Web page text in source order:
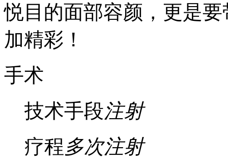
悦目的面部容颜，更是
加精彩！
手术
技术手段注射
疗程 多次注射